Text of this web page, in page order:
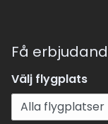
Få
Välj flygplats